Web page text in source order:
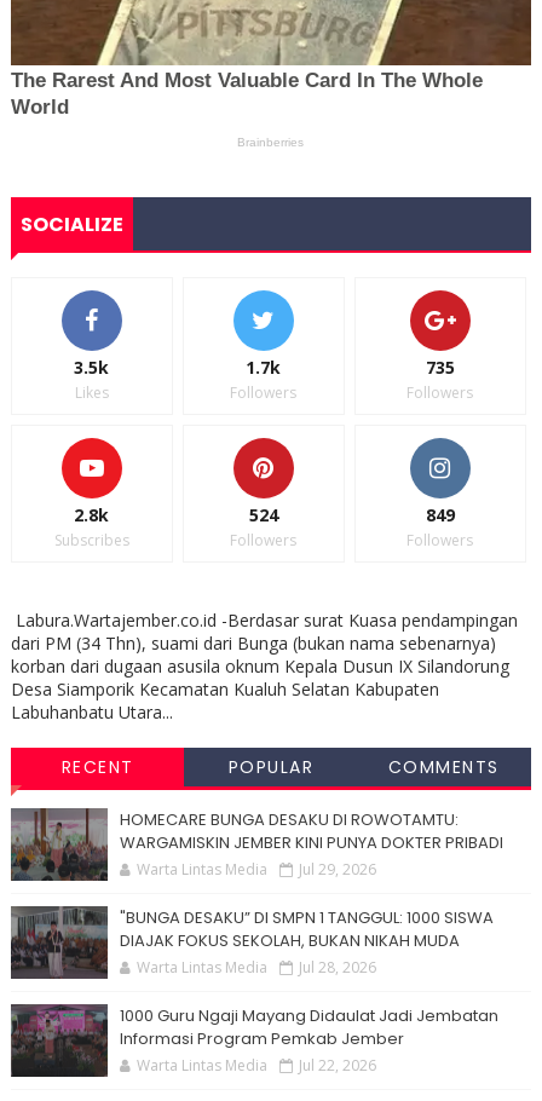
SOCIALIZE
3.5k
Likes
1.7k
Followers
735
Followers
2.8k
Subscribes
524
Followers
849
Followers
Labura.Wartajember.co.id -Berdasar surat Kuasa pendampingan
dari PM (34 Thn), suami dari Bunga (bukan nama sebenarnya)
korban dari dugaan asusila oknum Kepala Dusun IX Silandorung
Desa Siamporik Kecamatan Kualuh Selatan Kabupaten
Labuhanbatu Utara...
RECENT POPULAR COMMENTS
HOMECARE BUNGA DESAKU DI ROWOTAMTU:
WARGAMISKIN JEMBER KINI PUNYA DOKTER PRIBADI
Warta Lintas Media Jul 29, 2026
"BUNGA DESAKU” DI SMPN 1 TANGGUL: 1000 SISWA
DIAJAK FOKUS SEKOLAH, BUKAN NIKAH MUDA
Warta Lintas Media Jul 28, 2026
1000 Guru Ngaji Mayang Didaulat Jadi Jembatan
Informasi Program Pemkab Jember
Warta Lintas Media Jul 22, 2026